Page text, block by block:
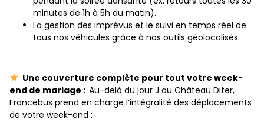
minutes de 1h à 5h du matin).
La gestion des imprévus et le suivi en temps réel de
tous nos véhicules grâce à nos outils géolocalisés.
Une couverture complète pour tout votre week-
end de mariage : Au-delà du jour J au Château Diter,
Francebus prend en charge l’intégralité des déplacements
de votre week-end :